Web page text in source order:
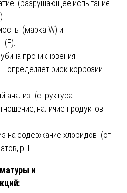
(разрушающее испытание
(марка W) и
проникновения
определяет риск коррозии
анализ (структура,
наличие продуктов
на содержание хлоридов (от
pH.
и